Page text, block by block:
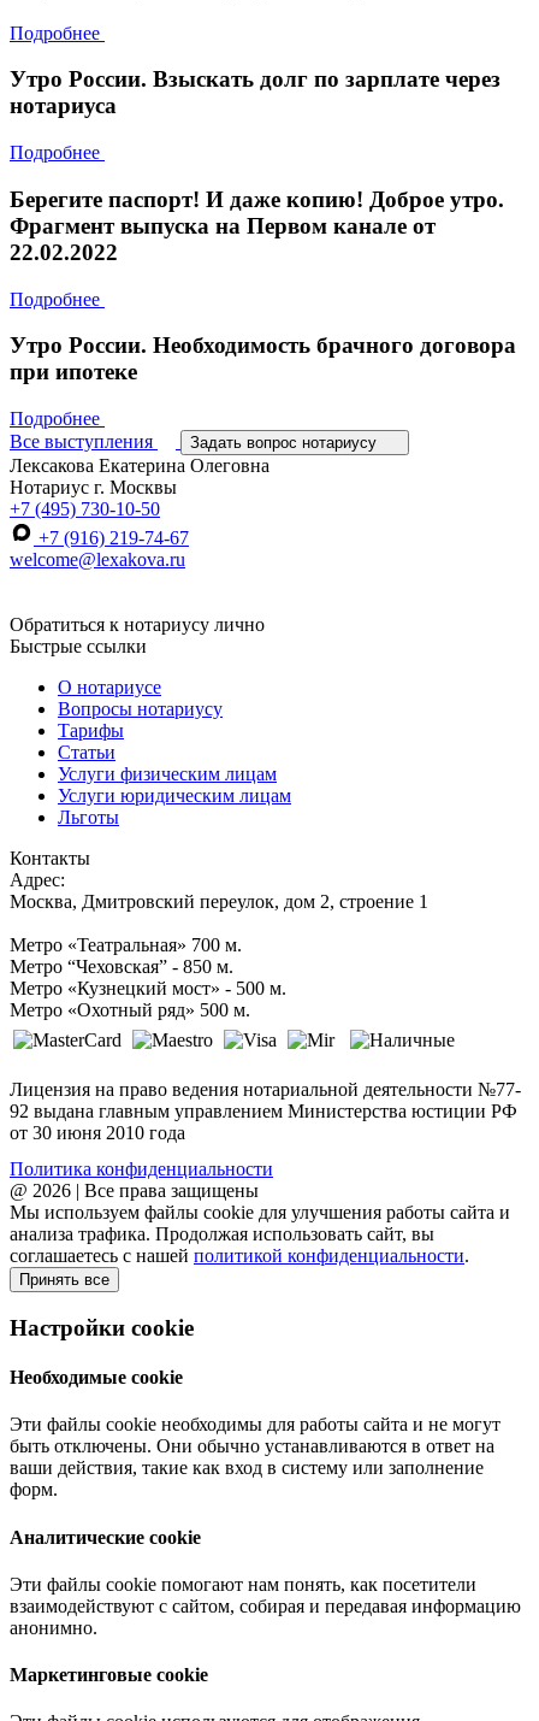
Подробнее
Утро России. Взыскать долг по зарплате через
нотариуса
Подробнее
Берегите паспорт! И даже копию! Доброе утро.
Фрагмент выпуска на Первом канале от
22.02.2022
Подробнее
Утро России. Необходимость брачного договора
при ипотеке
Подробнее
Все выступления
Задать вопрос нотариусу
Лексакова Екатерина Олеговна
Нотариус г. Москвы
+7 (495) 730-10-50
+7 (916) 219-74-67
welcome@lexakova.ru
Обратиться к нотариусу лично
Быстрые ссылки
О нотариусе
Вопросы нотариусу
Тарифы
Статьи
Услуги физическим лицам
Услуги юридическим лицам
Льготы
Контакты
Адрес:
Москва, Дмитровский переулок, дом 2, строение 1
Метро «Театральная» 700 м.
Метро “Чеховская” - 850 м.
Метро «Кузнецкий мост» - 500 м.
Метро «Охотный ряд» 500 м.
Лицензия на право ведения нотариальной деятельности №77-
92 выдана главным управлением Министерства юстиции РФ
от 30 июня 2010 года
Политика конфиденциальности
@ 2026 | Все права защищены
Мы используем файлы cookie для улучшения работы сайта и
анализа трафика. Продолжая использовать сайт, вы
соглашаетесь с нашей политикой конфиденциальности.
Принять все
Настройки cookie
Необходимые cookie
Эти файлы cookie необходимы для работы сайта и не могут
быть отключены. Они обычно устанавливаются в ответ на
ваши действия, такие как вход в систему или заполнение
форм.
Аналитические cookie
Эти файлы cookie помогают нам понять, как посетители
взаимодействуют с сайтом, собирая и передавая информацию
анонимно.
Маркетинговые cookie